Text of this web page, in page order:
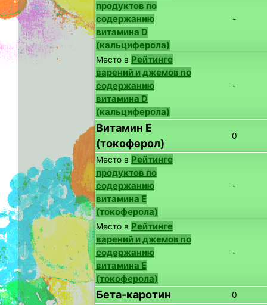
продуктов по
содержанию
витамина D
(кальциферола)
-
Место в Рейтинге
варений и джемов по
содержанию
витамина D
(кальциферола)
-
Витамин E
(токоферол)
0
Место в Рейтинге
продуктов по
содержанию
витамина E
(токоферола)
-
Место в Рейтинге
варений и джемов по
содержанию
витамина E
(токоферола)
-
Бета-каротин
0